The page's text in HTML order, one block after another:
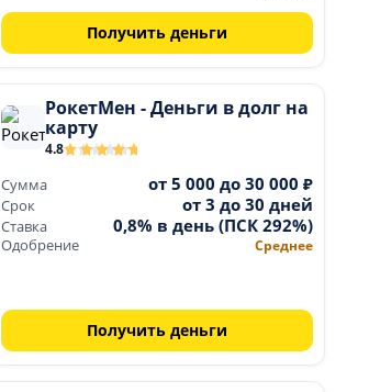
Получить деньги
РокетМен - Деньги в долг на
карту
4.8
Сумма от 5 000 до 30 000 ₽
Срок от 3 до 30 дней
Ставка 0,8% в день (ПСК 292%)
Одобрение Среднее
Получить деньги